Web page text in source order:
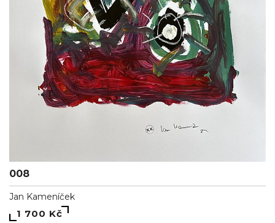
008
Jan Kameníček
1 700 Kč